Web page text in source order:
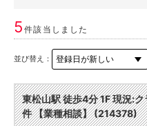
5件該当しました
並び替え：
東松山駅 徒歩4分 1F 現況:
件 【業種相談】 (214378)